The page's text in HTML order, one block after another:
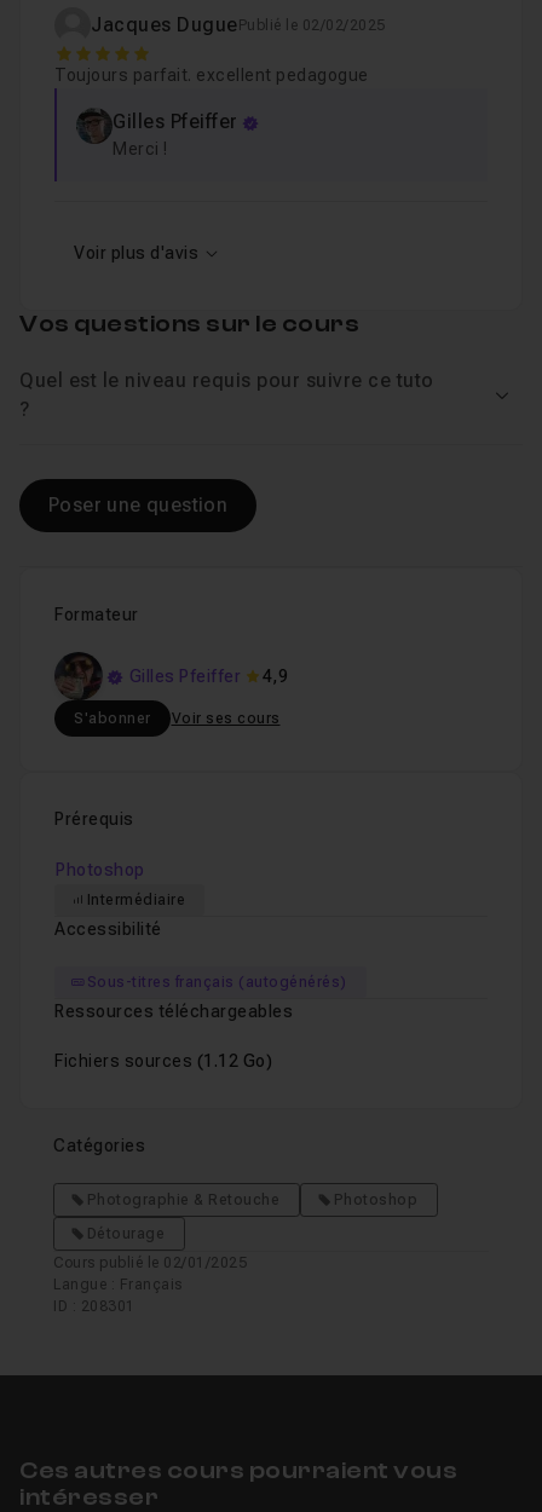
Jacques Dugue Publié le 02/02/2025
5
Toujours parfait. excellent pedagogue
Gilles Pfeiffer
Merci !
Voir plus d'avis
Formateur
Gilles Pfeiffer 4,9
S'abonner Voir ses cours
Prérequis
Photoshop
Intermédiaire
Accessibilité
Sous-titres français (autogénérés)
Ressources téléchargeables
Fichiers sources (1.12 Go)
Catégories
Photographie & Retouche
Photoshop
Détourage
Cours publié le 02/01/2025
Langue : Français
ID : 208301
Vos questions sur le cours
Quel est le niveau requis pour suivre ce tuto
?
Poser une question
Ces autres cours pourraient vous
intéresser